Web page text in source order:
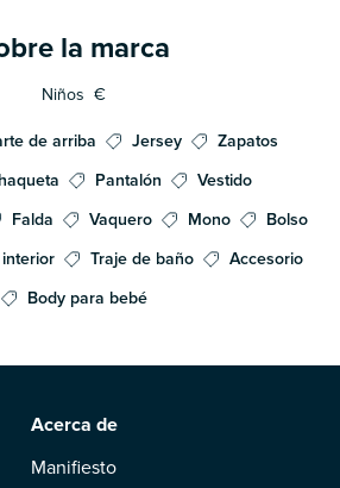
la marca
Niños €
de arriba Jersey
Zapatos
Pantalón
Vestido
Falda Vaquero Mono
Bolso
Traje de baño
Accesorio
Body para bebé
Acerca de
Manifiesto